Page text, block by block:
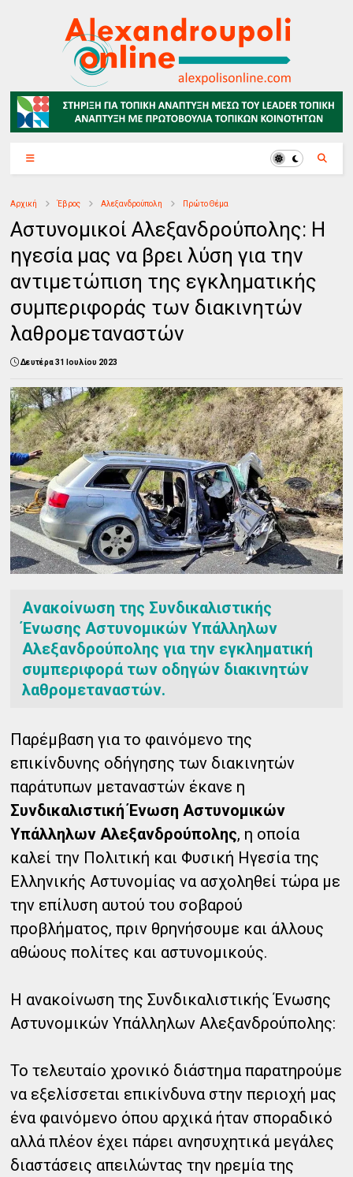
Αρχική Έβρος Αλεξανδρούπολη Πρώτο Θέμα
Αστυνομικοί Αλεξανδρούπολης: Η
ηγεσία μας να βρει λύση για την
αντιμετώπιση της εγκληματικής
συμπεριφοράς των διακινητών
λαθρομεταναστών
Δευτέρα 31 Ιουλίου 2023
Ανακοίνωση της Συνδικαλιστικής
Ένωσης Αστυνομικών Υπάλληλων
Αλεξανδρούπολης για την εγκληματική
συμπεριφορά των οδηγών διακινητών
λαθρομεταναστών.
Παρέμβαση για το φαινόμενο της
επικίνδυνης οδήγησης των διακινητών
παράτυπων μεταναστών έκανε η
Συνδικαλιστική Ένωση Αστυνομικών
Υπάλληλων Αλεξανδρούπολης, η οποία
καλεί την Πολιτική και Φυσική Ηγεσία της
Ελληνικής Αστυνομίας να ασχοληθεί τώρα με
την επίλυση αυτού του σοβαρού
προβλήματος, πριν θρηνήσουμε και άλλους
αθώους πολίτες και αστυνομικούς.
Η ανακοίνωση της Συνδικαλιστικής Ένωσης
Αστυνομικών Υπάλληλων Αλεξανδρούπολης:
Το τελευταίο χρονικό διάστημα παρατηρούμε
να εξελίσσεται επικίνδυνα στην περιοχή μας
ένα φαινόμενο όπου αρχικά ήταν σποραδικό
αλλά πλέον έχει πάρει ανησυχητικά μεγάλες
διαστάσεις απειλώντας την ηρεμία της